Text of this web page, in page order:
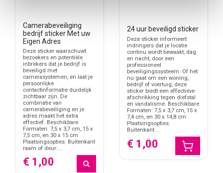
Camerabeveiliging
bedrijf sticker Met uw
Eigen Adres
Deze sticker waarschuwt
bezoekers en potentiële
inbrekers dat je bedrijf is
beveiligd met
camerasystemen, en laat je
persoonlijke
contactinformatie duidelijk
zichtbaar zijn. De
combinatie van
camerabeveiliging en je
adres maakt het extra
effectief. Beschikbare
Formaten: 7,5 x 3,7 cm, 15 x
7,5 cm, en 30 x 15 cm
Plaatsingsopties: Buitenkant
raam of deur:...
€ 1,00
24 uur beveiligd sticker
Deze sticker informeert
indringers dat je locatie
continu wordt bewaakt, dag
en nacht, door een
professioneel
beveiligingssysteem. Of het
nu gaat om een woning,
bedrijf of voertuig, deze
sticker biedt een effectieve
afschrikking tegen diefstal
en vandalisme. Beschikbare
Formaten: 7,5 x 3,7 cm, 15 x
7,4 cm, en 30 x 14,8 cm
Plaatsingsopties:
Buitenkant...
€ 1,00